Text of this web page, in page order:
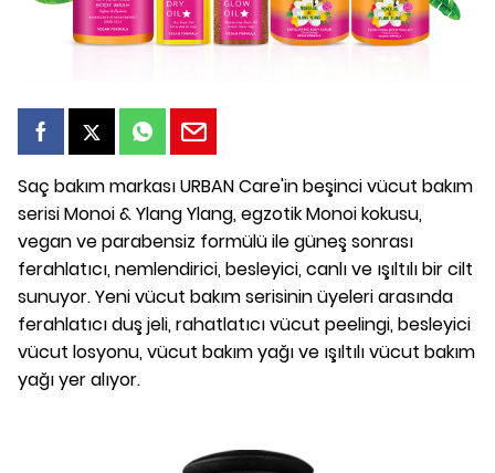
Saç bakım markası URBAN Care'in beşinci vücut bakım
serisi Monoi & Ylang Ylang, egzotik Monoi kokusu,
vegan ve parabensiz formülü ile güneş sonrası
ferahlatıcı, nemlendirici, besleyici, canlı ve ışıltılı bir cilt
sunuyor. Yeni vücut bakım serisinin üyeleri arasında
ferahlatıcı duş jeli, rahatlatıcı vücut peelingi, besleyici
vücut losyonu, vücut bakım yağı ve ışıltılı vücut bakım
yağı yer alıyor.